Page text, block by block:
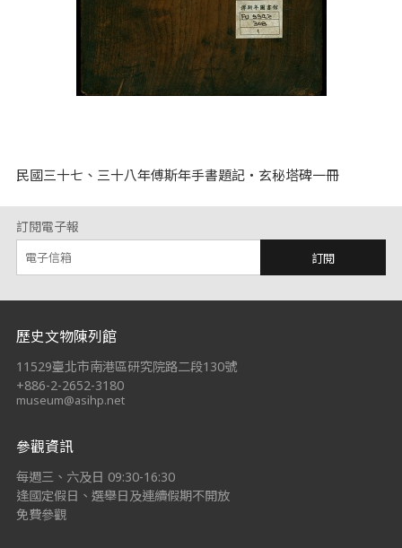
民國三十七、三十八年傅斯年手書題記‧玄秘塔碑一冊
訂閱電子報
訂閱
歷史文物陳列館
11529臺北市南港區研究院路二段130號
+886-2-2652-3180
museum@asihp.net
參觀資訊
每週三、六及日 09:30-16:30
逢國定假日、選舉日及連續假期不開放
免費參觀